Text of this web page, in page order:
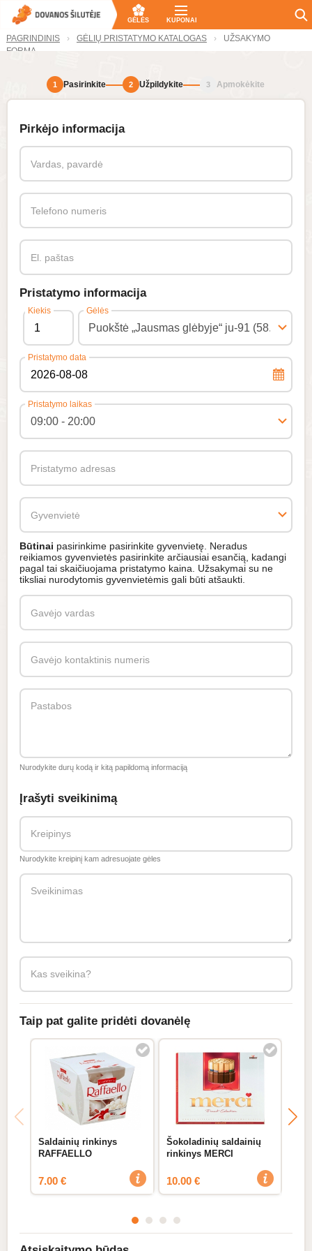
KUPONAI
GĖLĖS
PAGRINDINIS GĖLIŲ PRISTATYMO KATALOGAS
UŽSAKYMO
FORMA
1 Pasirinkite 2 Užpildykite 3 Apmokėkite
Pirkėjo informacija
Vardas, pavardė
Telefono numeris
El. paštas
Pristatymo informacija
Kiekis Gėlės
Pristatymo data
Pristatymo laikas
Pristatymo adresas
Gyvenvietė
Būtinai pasirinkime pasirinkite gyvenvietę. Neradus
reikiamos gyvenvietės pasirinkite arčiausiai esančią, kadangi
pagal tai skaičiuojama pristatymo kaina. Užsakymai su ne
tiksliai nurodytomis gyvenvietėmis gali būti atšaukti.
Gavėjo vardas
Gavėjo kontaktinis numeris
Pastabos
Nurodykite durų kodą ir kitą papildomą informaciją
Įrašyti sveikinimą
Kreipinys
Nurodykite kreipinį kam adresuojate gėles
Sveikinimas
Kas sveikina?
Taip pat galite pridėti dovanėlę
Saldainių rinkinys
RAFFAELLO
7.00 €
Šokoladinių saldainių
rinkinys MERCI
10.00 €